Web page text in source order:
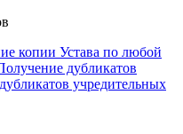
копии Устава по любой
дубликатов
учредительных